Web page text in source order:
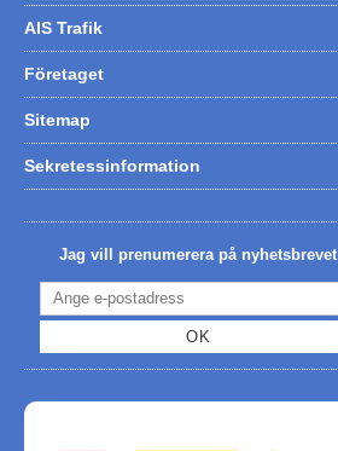
AIS Trafik
Företaget
Sitemap
Sekretessinformation
Jag vill prenumerera på nyhetsbrevet
OK